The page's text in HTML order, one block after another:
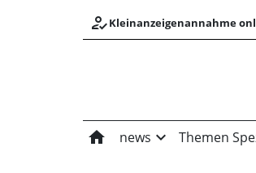
how_to_regKleinanzeigenannahme
home news expand_more Themen